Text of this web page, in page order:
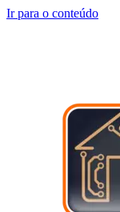
Ir para o conteúdo